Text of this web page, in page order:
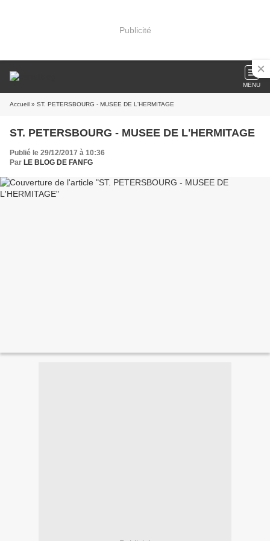
Publicité
MENU
Accueil » ST. PETERSBOURG - MUSEE DE L'HERMITAGE
ST. PETERSBOURG - MUSEE DE L'HERMITAGE
Publié le 29/12/2017 à 10:36
Par LE BLOG DE FANFG